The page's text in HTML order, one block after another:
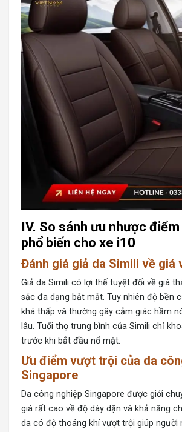
IV. So sánh ưu nhược
phổ biến cho xe i10
Đánh giá giả da Simili về giá
Giả da Simili có lợi thế tuyệt đối về giá
sắc đa dạng bắt mắt. Tuy nhiên độ bền
khá thấp và thường gây cảm giác hầm
lâu. Tuổi thọ trung bình của Simili chỉ
trước khi bắt đầu nổ mặt.
Ưu điểm vượt trội của da
Singapore
Da công nghiệp Singapore được giới
giá rất cao về độ dày dặn và khả năng
da có độ thoáng khí vượt trội giúp người